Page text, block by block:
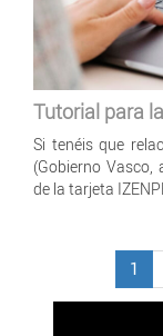
Tutorial para
Si tenéis que
(Gobierno Vasco,
de la tarjeta
1